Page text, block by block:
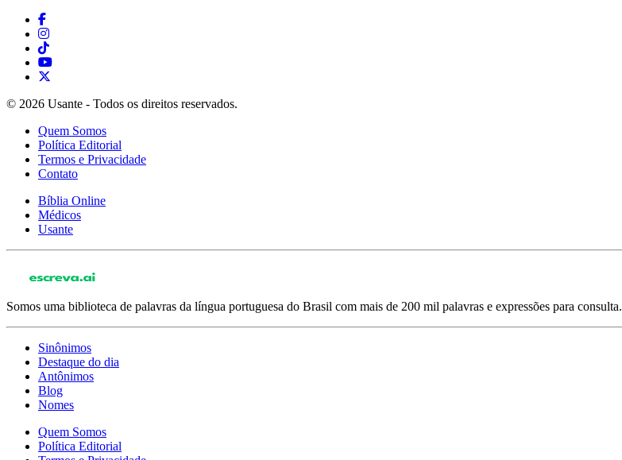
© 2026 Usante - Todos os direitos reservados.
Quem Somos
Política Editorial
Termos e Privacidade
Contato
Bíblia Online
Médicos
Usante
Somos uma biblioteca de palavras da língua portuguesa do Brasil com mais de 200 mil palavras e expressões para consulta.
Sinônimos
Destaque do dia
Antônimos
Blog
Nomes
Quem Somos
Política Editorial